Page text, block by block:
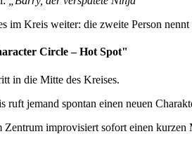
im Kreis weiter: die zweite Person
Circle – Hot Spot"
in die Mitte des Kreises.
ruft jemand spontan einen neuen
Zentrum improvisiert sofort einen kurzen